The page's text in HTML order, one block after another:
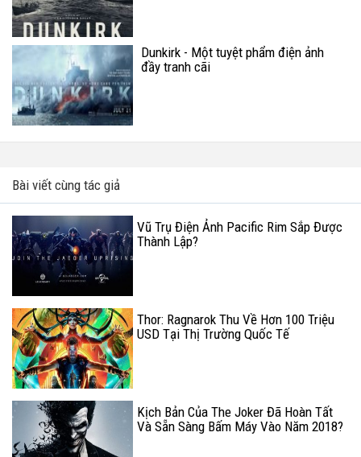
Dunkirk - Một tuyệt phẩm điện ảnh
đầy tranh cãi
Bài viết cùng tác giả
Vũ Trụ Điện Ảnh Pacific Rim Sắp Được
Thành Lập?
Thor: Ragnarok Thu Về Hơn 100 Triệu
USD Tại Thị Trường Quốc Tế
Kịch Bản Của The Joker Đã Hoàn Tất
Và Sẵn Sàng Bấm Máy Vào Năm 2018?